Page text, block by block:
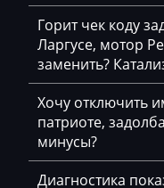
Dammann
Derways
Deutz
Dewulf
Dieci
Горит чек коду
Ларгусе, мотор
заменить?
Хочу отключить
патриоте,
минусы?
Диагностика